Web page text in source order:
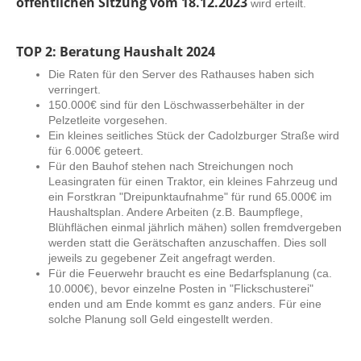
wird erteilt.
TOP 2: Beratung Haushalt 2024
Die Raten für den Server des Rathauses haben sich
verringert.
150.000€ sind für den Löschwasserbehälter in der
Pelzetleite vorgesehen.
Ein kleines seitliches Stück der Cadolzburger Straße wird
für 6.000€ geteert.
Für den Bauhof stehen nach Streichungen noch
Leasingraten für einen Traktor, ein kleines Fahrzeug und
ein Forstkran "Dreipunktaufnahme" für rund 65.000€ im
Haushaltsplan. Andere Arbeiten (z.B. Baumpflege,
Blühflächen einmal jährlich mähen) sollen fremdvergeben
werden statt die Gerätschaften anzuschaffen. Dies soll
jeweils zu gegebener Zeit angefragt werden.
Für die Feuerwehr braucht es eine Bedarfsplanung (ca.
10.000€), bevor einzelne Posten in "Flickschusterei"
enden und am Ende kommt es ganz anders. Für eine
solche Planung soll Geld eingestellt werden.